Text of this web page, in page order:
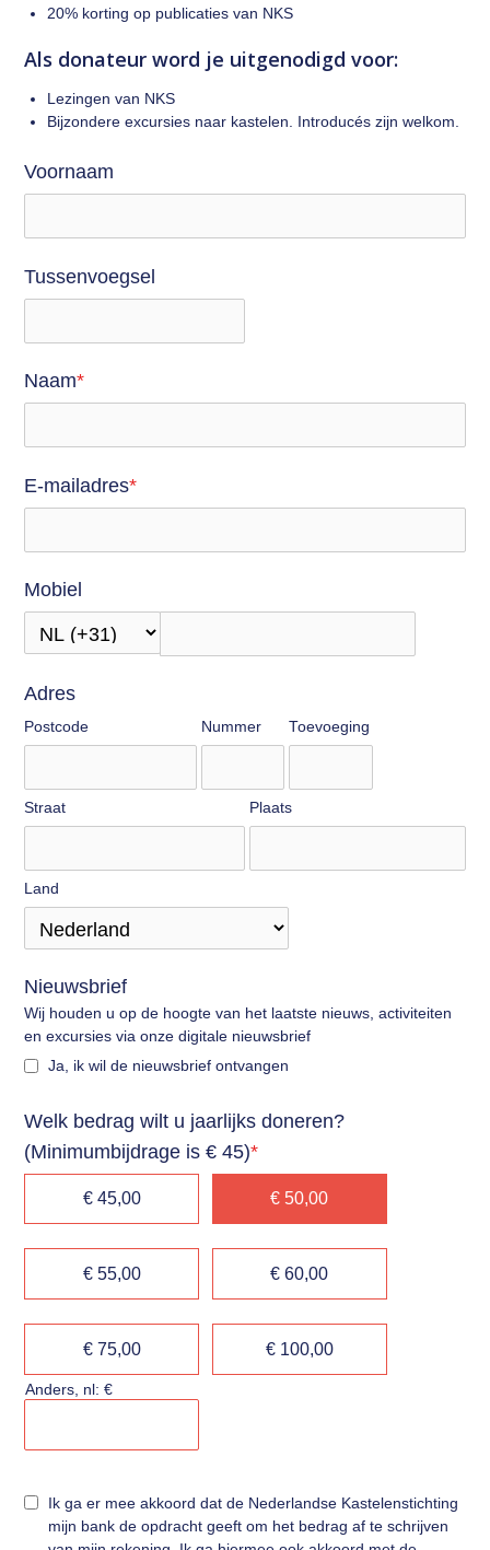
20% korting op publicaties van NKS
Als donateur word je uitgenodigd voor:
Lezingen van NKS
Bijzondere excursies naar kastelen. Introducés zijn welkom.
Voornaam
Tussenvoegsel
Naam*
E-mailadres*
Mobiel
Adres
Postcode Nummer Toevoeging
Straat Plaats
Land
Nieuwsbrief
Wij houden u op de hoogte van het laatste nieuws, activiteiten
en excursies via onze digitale nieuwsbrief
Ja, ik wil de nieuwsbrief ontvangen
Welk bedrag wilt u jaarlijks doneren?
(Minimumbijdrage is € 45)*
€ 45,00 € 50,00
€ 55,00 € 60,00
€ 75,00 € 100,00
Anders, nl: €
Ik ga er mee akkoord dat de Nederlandse Kastelenstichting
mijn bank de opdracht geeft om het bedrag af te schrijven